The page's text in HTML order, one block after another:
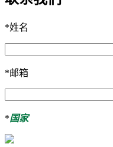
*姓名
*邮箱
*国家